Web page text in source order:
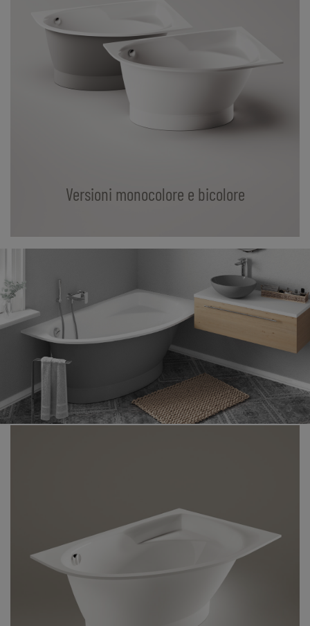
Versioni monocolore e bicolore